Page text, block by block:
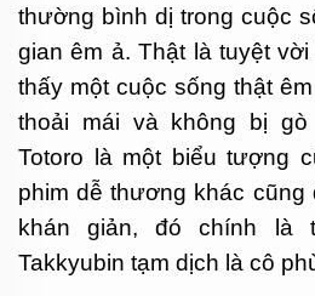
thường bình dị trong cuộc
gian êm ả. Thật là tuyệt
thấy một cuộc sống thật
thoải mái và không bị
Totoro là một biểu tượng
phim dễ thương khác cũng
khán giản, đó chính là
Takkyubin tạm dịch là cô